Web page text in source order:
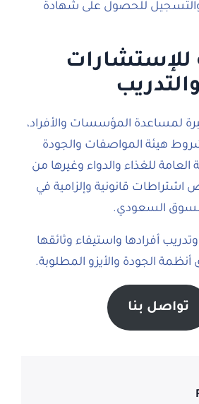
للحصول على شهادة
للإستشارات
والتدريب
لمساعدة المؤسسات والأفراد،
هيئة المواصفات والجودة
العامة للغذاء والدواء وغيرها من
اشتراطات قانونية وإلزامية في
السعودي.
أفرادها واستيفاء وثائقها
أنظمة الجودة والأيزو المطلوبة.
تواصل بنا